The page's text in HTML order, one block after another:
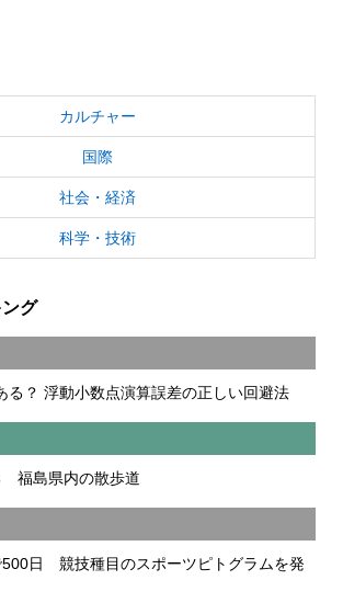
カルチャー
国際
社会・経済
科学・技術
グ
る？ 浮動小数点演算誤差の正しい回避法
福島県内の散歩道
日 競技種目のスポーツピトグラムを発